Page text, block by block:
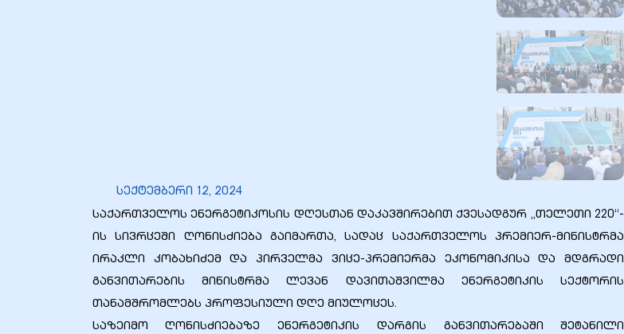
სექტემბერი 12, 2024
საქართველოს ენერგეტიკოსის დღესთან დაკავშირებით ქვესადგურ „თელეთი 220“-
ის სივრცეში ღონისძიება გაიმართა, სადაც საქართველოს პრემიერ-მინისტრმა
ირაკლი კობახიძემ და პირველმა ვიცე-პრემიერმა ეკონომიკისა და მდგრადი
განვითარების მინისტრმა ლევან დავითაშვილმა ენერგეტიკის სექტორის
თანამშრომლებს პროფესიული დღე მიულოცეს.
საზეიმო ღონისძიებაზე ენერგეტიკის დარგის განვითარებაში შეტანილი